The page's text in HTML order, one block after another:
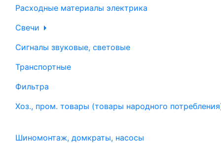
Расходные материалы электрика
Свечи
Сигналы звуковые, световые
Транспортные
Фильтра
Хоз., пром. товары (товары народного
Шиномонтаж, домкраты, насосы